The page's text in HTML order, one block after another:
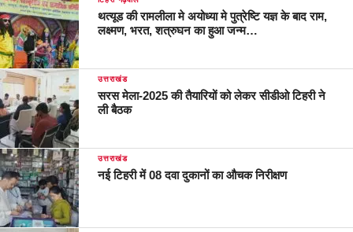
थत्यूड की रामलीला मे अयोध्या मे पुत्रेष्टि यज्ञ के बाद राम,
लक्ष्मण, भरत, शत्रुघन का हुआ जन्म…
उत्तराखंड
सरस मेला-2025 की तैयारियों को लेकर सीडीओ टिहरी ने
ली बैठक
उत्तराखंड
नई टिहरी में 08 दवा दुकानों का औचक निरीक्षण